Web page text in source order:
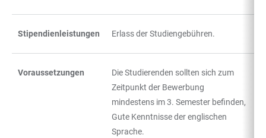
Stipendienleistungen Erlass der Studiengebühren.
Voraussetzungen
Die Studierenden sollten sich zum
Zeitpunkt der Bewerbung
mindestens im 3. Semester befinden,
Gute Kenntnisse der englischen
Sprache.